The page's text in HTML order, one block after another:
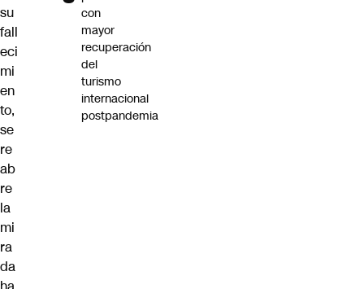
su
fall
eci
mi
en
to,
se
re
ab
re
la
mi
ra
da
con
mayor
recuperación
del
turismo
internacional
postpandemia